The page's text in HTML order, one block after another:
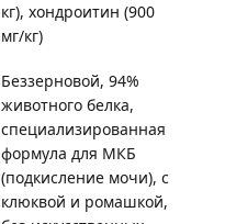
кг), хондроитин (900
мг/кг)
Беззерновой, 94%
животного белка,
специализированная
формула для МКБ
(подкисление мочи), с
клюквой и ромашкой,